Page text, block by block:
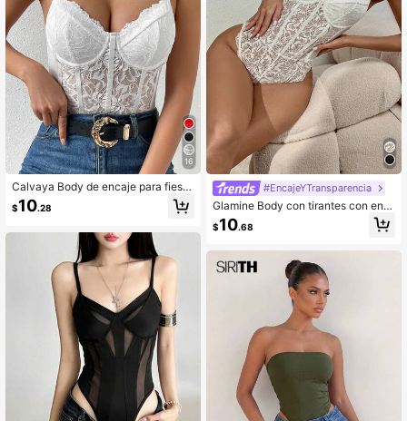
16
Calvaya Body de encaje para fiesta
de vacaciones
$10.28
#EncajeYTransparencia
Glamine Body con tirantes con enc
aje floral para ropa de fiesta de vac
aciones
$10.68